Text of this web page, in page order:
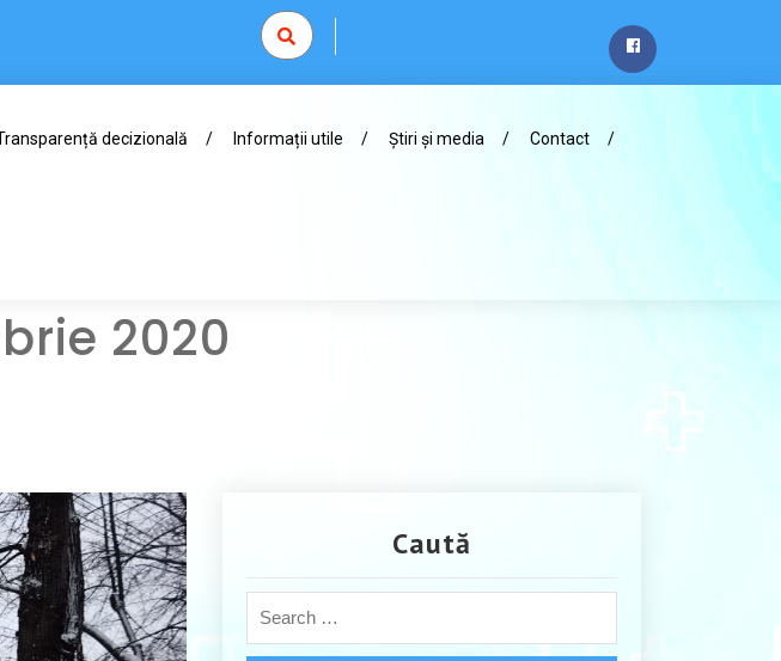
decizională Informații utile Știri și media Contact
2020
Caută